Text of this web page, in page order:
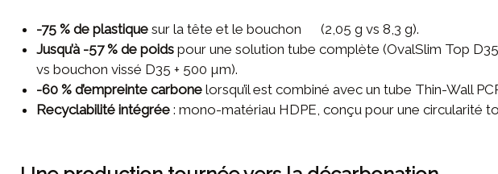
-75 % de plastique sur la tête et le bouchon (2,05 g vs 8,3 g).
Jusqu’à -57 % de poids pour une solution tube complète (OvalSlim Top
vs bouchon vissé D35 + 500 µm).
-60 % d’empreinte carbone lorsqu’il est combiné avec un tube Thin-Wall
Recyclabilité intégrée : mono-matériau HDPE, conçu pour une circularité